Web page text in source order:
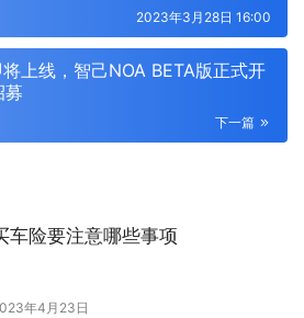
2023年3月28日 16:00
上线，智己NOA BETA版正式开
募
下一篇
车险要注意哪些事项
年4月23日